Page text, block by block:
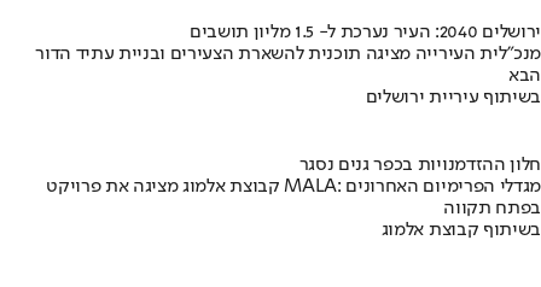
ירושלים 2040: העיר נערכת ל- 1.5 מליון תושבים
מנכ"לית העירייה מציגה תוכנית להשארת הצעירים ובניית עתיד הדור
הבא
בשיתוף עיריית ירושלים
חלון ההזדמנויות בכפר גנים נסגר
קבוצת אלמוג מציגה את פרויקט MALA: מגדלי הפרימיום האחרונים
בפתח תקווה
בשיתוף קבוצת אלמוג